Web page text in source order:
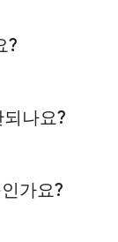
?
시각적 몰
상황에 맞
콘텐츠를
미디어 또
나요?
는 혁신적
가 이러한
가요?